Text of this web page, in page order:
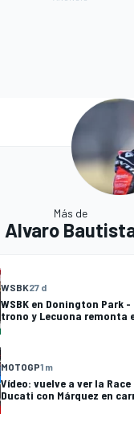
Más de
Alvaro
WSBK27 d
WSBK en Donington Park
trono y Lecuona remonta
MOTOGP1 m
Vídeo: vuelve a ver la
Ducati con Márquez en